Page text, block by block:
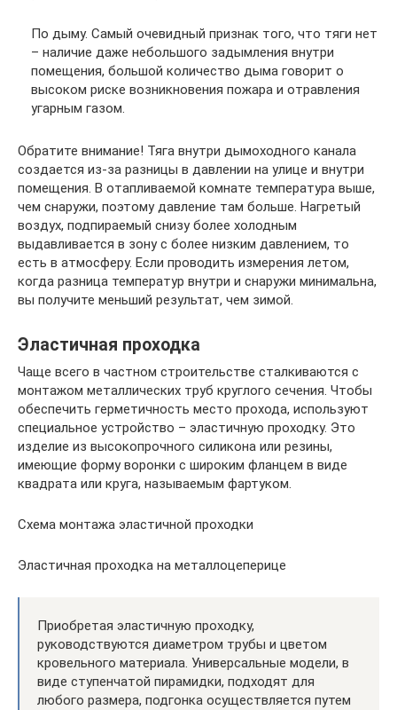
По дыму. Самый очевидный признак того, что тяги нет
– наличие даже небольшого задымления внутри
помещения, большой количество дыма говорит о
высоком риске возникновения пожара и отравления
угарным газом.
Обратите внимание! Тяга внутри дымоходного канала
создается из-за разницы в давлении на улице и внутри
помещения. В отапливаемой комнате температура выше,
чем снаружи, поэтому давление там больше. Нагретый
воздух, подпираемый снизу более холодным
выдавливается в зону с более низким давлением, то
есть в атмосферу. Если проводить измерения летом,
когда разница температур внутри и снаружи минимальна,
вы получите меньший результат, чем зимой.
Эластичная проходка
Чаще всего в частном строительстве сталкиваются с
монтажом металлических труб круглого сечения. Чтобы
обеспечить герметичность место прохода, используют
специальное устройство – эластичную проходку. Это
изделие из высокопрочного силикона или резины,
имеющие форму воронки с широким фланцем в виде
квадрата или круга, называемым фартуком.
Схема монтажа эластичной проходки
Эластичная проходка на металлоцеперице
Приобретая эластичную проходку,
руководствуются диаметром трубы и цветом
кровельного материала. Универсальные модели, в
виде ступенчатой пирамидки, подходят для
любого размера, подгонка осуществляется путем